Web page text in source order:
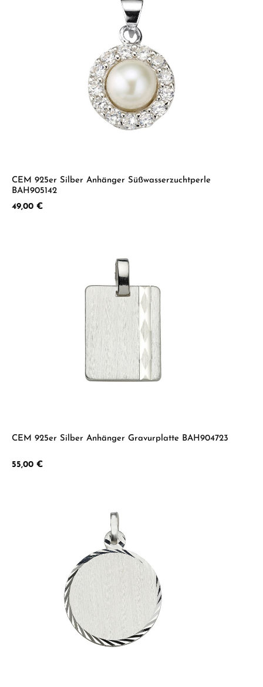
CEM 925er Silber Anhänger Süßwasserzuchtperle
BAH905142
Regulärer Preis:
49,00 €
CEM 925er Silber Anhänger Gravurplatte BAH904723
Regulärer Preis:
55,00 €